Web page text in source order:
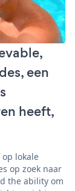
een
heeft,
lokale
op zoek naar
the ability om